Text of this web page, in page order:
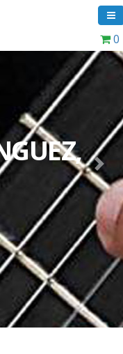
0
Next